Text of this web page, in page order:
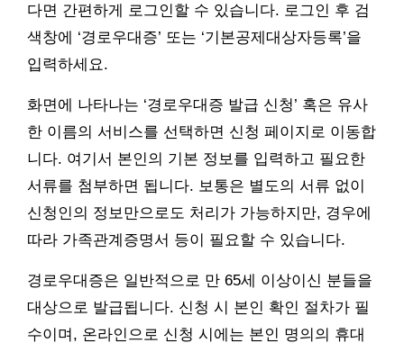
다면 간편하게 로그인할 수 있습니다. 로그인 후 검
색창에 ‘경로우대증’ 또는 ‘기본공제대상자등록’을
입력하세요.
화면에 나타나는 ‘경로우대증 발급 신청’ 혹은 유사
한 이름의 서비스를 선택하면 신청 페이지로 이동합
니다. 여기서 본인의 기본 정보를 입력하고 필요한
서류를 첨부하면 됩니다. 보통은 별도의 서류 없이
신청인의 정보만으로도 처리가 가능하지만, 경우에
따라 가족관계증명서 등이 필요할 수 있습니다.
경로우대증은 일반적으로 만 65세 이상이신 분들을
대상으로 발급됩니다. 신청 시 본인 확인 절차가 필
수이며, 온라인으로 신청 시에는 본인 명의의 휴대